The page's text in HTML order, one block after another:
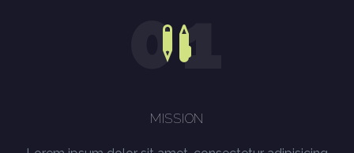
01
MISSION